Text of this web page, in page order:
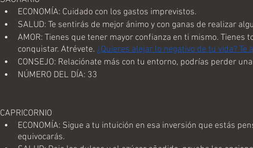
ECONOMÍA: Cuidado con los gastos imprevistos.
SALUD: Te sentirás de mejor ánimo y con ganas de realizar
AMOR: Tienes que tener mayor confianza en ti mismo. Tienes
conquistar. Atrévete. ¿Quieres alejar lo negativo de tu vida? Te
CONSEJO: Relaciónate más con tu entorno, podrías perder
NÚMERO DEL DÍA: 33
CAPRICORNIO
ECONOMÍA: Sigue a tu intuición en esa inversión que estás
equivocarás.